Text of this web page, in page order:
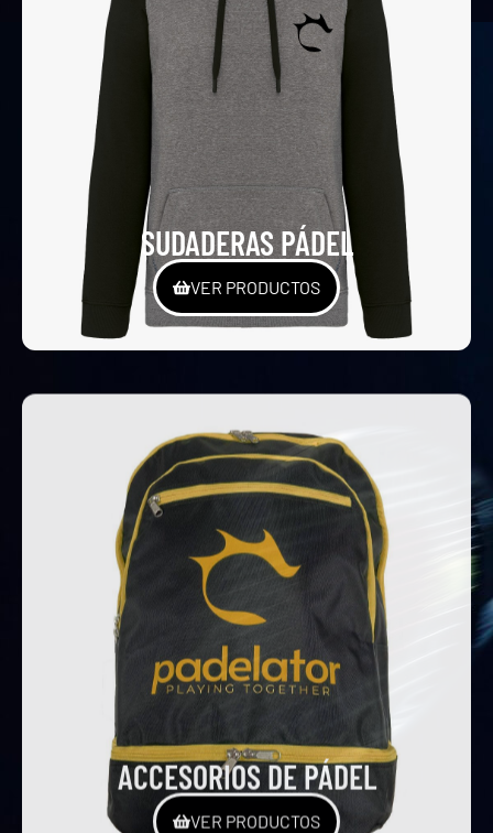
SUDADERAS PÁDEL
VER PRODUCTOS
ACCESORIOS DE PÁDEL
VER PRODUCTOS